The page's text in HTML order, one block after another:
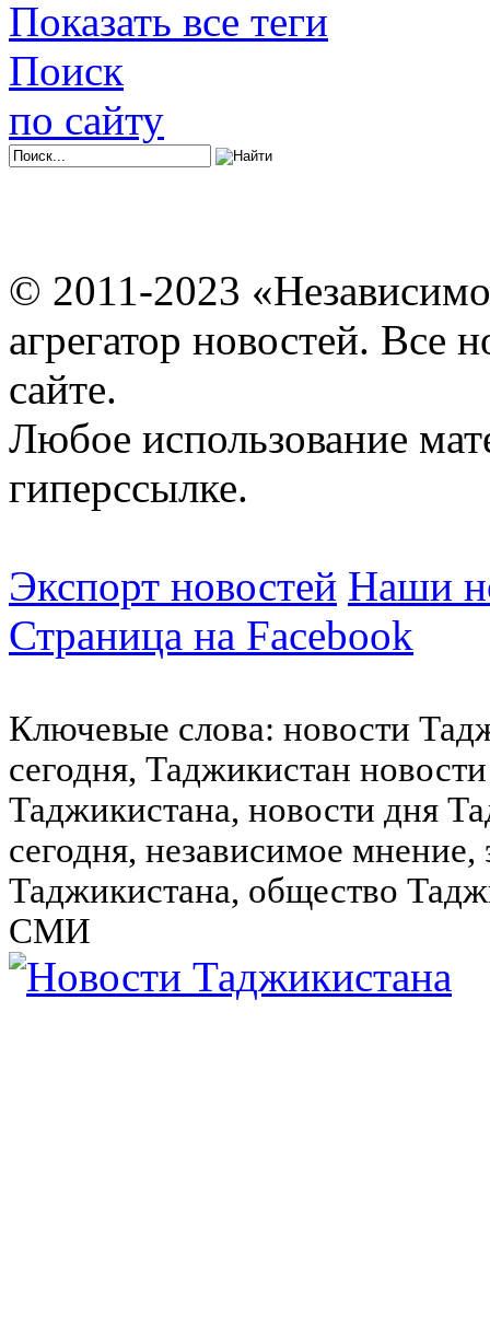
Показать все теги
Поиск
по сайту
© 2011-2023
агрегатор новостей. Все
сайте.
Любое использование
гиперссылке.
Экспорт новостей Наши
Страница на Facebook
Ключевые слова: новости
сегодня, Таджикистан
Таджикистана, новости дня
сегодня, независимое
Таджикистана, общество
СМИ